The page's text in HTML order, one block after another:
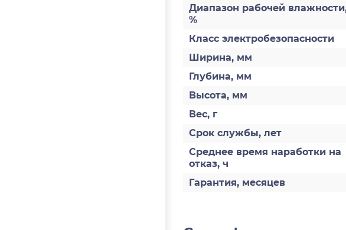
Диапазон рабочей
%
Класс электробезопасности
Ширина, мм
Глубина, мм
Высота, мм
Вес, г
Срок службы, лет
Среднее время наработки на
отказ, ч
Гарантия, месяцев